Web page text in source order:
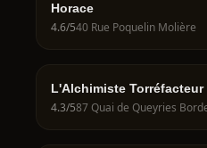
Horace
4.6/540 Rue Poquelin Molière
L'Alchimiste Torréfacteur
4.3/587 Quai de Queyries